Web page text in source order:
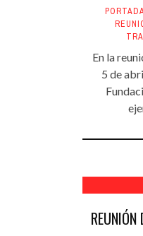
En la
5 de
REUNIÓN